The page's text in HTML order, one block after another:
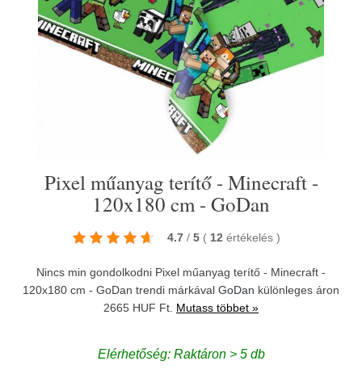
Pixel műanyag terítő - Minecraft -
120x180 cm - GoDan
4.7 / 5 ( 12 értékelés )
Nincs min gondolkodni Pixel műanyag terítő - Minecraft -
120x180 cm - GoDan trendi márkával GoDan különleges áron
2665 HUF Ft. Mutass többet »
Elérhetőség: Raktáron > 5 db